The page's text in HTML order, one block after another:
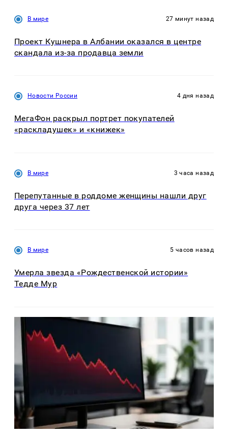
В мире 27 минут назад
Проект Кушнера в Албании оказался в центре
скандала из-за продавца земли
Новости России 4 дня назад
МегаФон раскрыл портрет покупателей
«раскладушек» и «книжек»
В мире 3 часа назад
Перепутанные в роддоме женщины нашли друг
друга через 37 лет
В мире 5 часов назад
Умерла звезда «Рождественской истории»
Тедде Мур